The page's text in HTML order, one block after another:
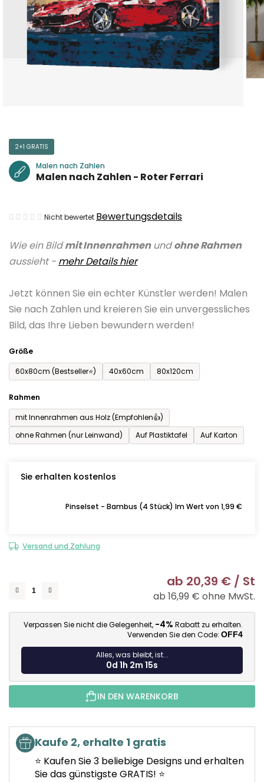
Wie ein Bildmit Innenrahmenundohne Rahmen
aussieht - mehr Details hier
Jetzt können Sie ein echter Künstler werden! Malen
Sie nach Zahlen und kreieren Sie ein unvergessliches
Bild, das Ihre Lieben bewundern werden!
Größe
60x80cm (Bestseller⭐)
40x60cm 80x120cm
Rahmen
mit Innenrahmen aus Holz (Empfohlen👍)
ohne Rahmen (nur Leinwand)
Auf Plastiktafel Auf Karton
Sie erhalten kostenlos
Pinselset - Bambus (4 Stück) Im Wert von 1,99 €
Versand und Zahlung
ab 20,39 € / St
ab 16,99 € ohne MwSt.
Verpassen Sie nicht die Gelegenheit, -4% Rabatt zu erhalten.
Verwenden Sie den Code: OFF4
Alles, was bleibt, ist...
0d 1h 2m 14s
IN DEN WARENKORB
Kaufe 2, erhalte 1 gratis
⭐ Kaufen Sie 3 beliebige Designs und erhalten
Sie das günstigste GRATIS! ⭐
2+1 GRATIS
Malen nach Zahlen
Malen nach Zahlen - Roter Ferrari
Die
Produktbewertung
ist
von
5
Sternen.
Nicht bewertet Bewertungsdetails